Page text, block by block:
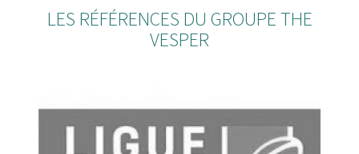
LES RÉFÉRENCES DU GROUPE THE
VESPER